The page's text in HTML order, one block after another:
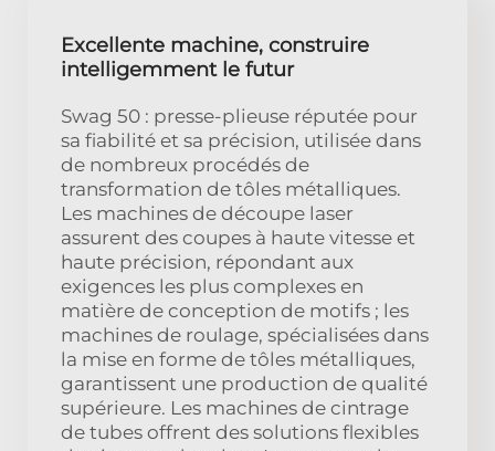
Excellente machine, construire
intelligemment le futur
Swag 50 : presse-plieuse réputée pour
sa fiabilité et sa précision, utilisée dans
de nombreux procédés de
transformation de tôles métalliques.
Les machines de découpe laser
assurent des coupes à haute vitesse et
haute précision, répondant aux
exigences les plus complexes en
matière de conception de motifs ; les
machines de roulage, spécialisées dans
la mise en forme de tôles métalliques,
garantissent une production de qualité
supérieure. Les machines de cintrage
de tubes offrent des solutions flexibles